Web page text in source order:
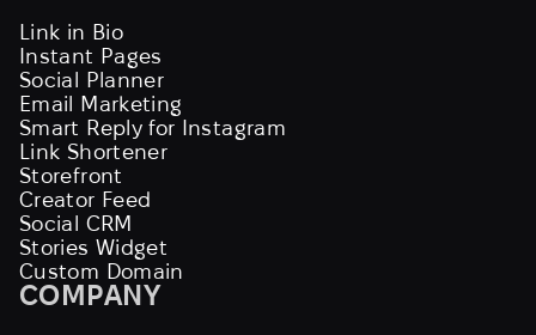
Link in Bio
Instant Pages
Social Planner
Email Marketing
Smart Reply for Instagram
Link Shortener
Storefront
Creator Feed
Social CRM
Stories Widget
Custom Domain
COMPANY